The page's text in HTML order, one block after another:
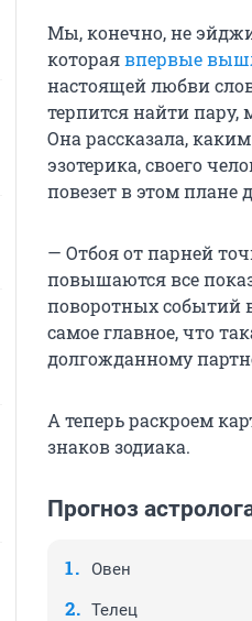
Мы, конечно, не
котораявпервые
настоящей любви
терпится найти пару,
Она рассказала,
эзотерика, своего
повезет в этом плане
— Отбоя от парней
повышаются все
поворотных событий
самое главное, что
долгожданному
А теперь раскроем
знаков зодиака.
Прогноз
Овен
Телец